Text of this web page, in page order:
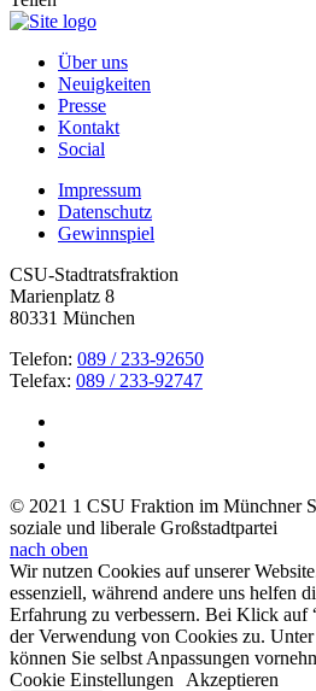
Über uns
Neuigkeiten
Presse
Kontakt
Social
Impressum
Datenschutz
Gewinnspiel
CSU-Stadtratsfraktion
Marienplatz 8
80331 München
Telefon: 089 / 233-92650
Telefax: 089 / 233-92747
© 2021 1 CSU Fraktion im Münchner
soziale und liberale Großstadtpartei
nach oben
Wir nutzen Cookies auf unserer
essenziell, während andere uns helfen
Erfahrung zu verbessern. Bei Klick auf
der Verwendung von Cookies zu.
können Sie selbst Anpassungen
Cookie Einstellungen
Akzeptieren